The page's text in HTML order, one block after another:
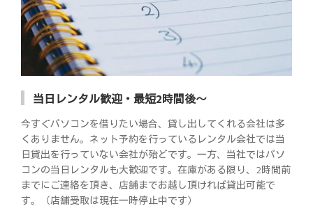
当日レンタル歓迎・最短2時間後～
今すぐパソコンを借りたい場合、貸し出してくれる会社は多
くありません。ネット予約を行っているレンタル会社では当
日貸出を行っていない会社が殆どです。一方、当社ではパソ
コンの当日レンタルも大歓迎です。在庫がある限り、2時間前
までにご連絡を頂き、店舗までお越し頂ければ貸出可能で
す。（店舗受取は現在一時停止中です）